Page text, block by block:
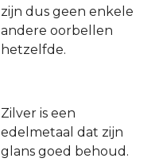
zijn dus geen enkele
andere oorbellen
hetzelfde.
Zilver is een
edelmetaal dat zijn
glans goed behoud.